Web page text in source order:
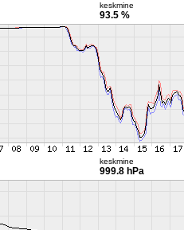
keskmine
93.5 %
keskmine
999.8 hPa